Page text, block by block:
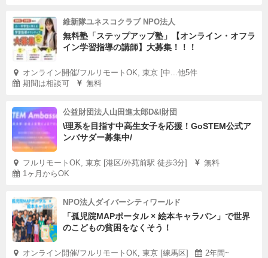
維新隊ユネスコクラブ NPO法人
無料塾「ステップアップ塾」【オンライン・オフラ
イン学習指導の講師】大募集！！！
オンライン開催/フルリモートOK, 東京 [中...他5件
期間は相談可
無料
公益財団法人山田進太郎D&I財団
\理系を目指す中高生女子を応援！GoSTEM公式ア
ンバサダー募集中/
フルリモートOK, 東京 [港区/外苑前駅 徒歩3分]
無料
1ヶ月からOK
NPO法人ダイバーシティワールド
「孤児院MAPポータル × 絵本キャラバン」で世界
のこどもの貧困をなくそう！
オンライン開催/フルリモートOK, 東京 [練馬区]
2年間~